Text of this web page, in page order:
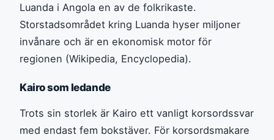
Luanda i Angola en av de folkrikaste.
Storstadsområdet kring Luanda hyser miljoner
invånare och är en ekonomisk motor för
regionen (Wikipedia, Encyclopedia).
Kairo som ledande
Trots sin storlek är Kairo ett vanligt korsordssvar
med endast fem bokstäver. För korsordsmakare